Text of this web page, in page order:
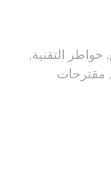
, خواطر التقنية,
, مقترحات